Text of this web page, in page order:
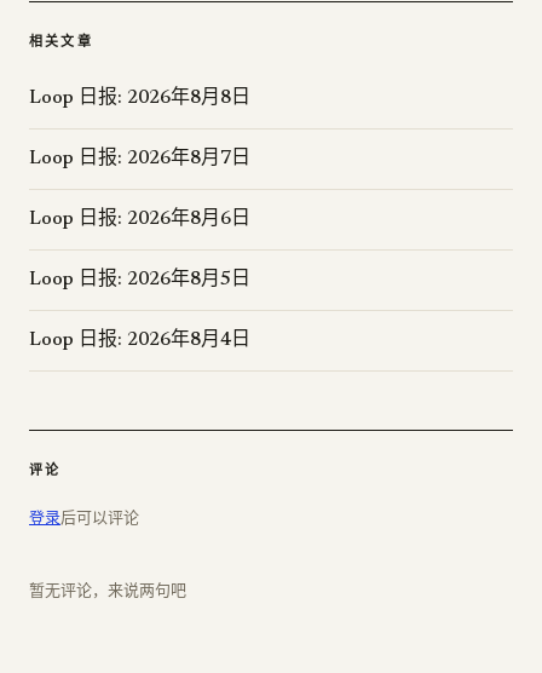
相关文章
Loop 日报: 2026年8月8日
Loop 日报: 2026年8月7日
Loop 日报: 2026年8月6日
Loop 日报: 2026年8月5日
Loop 日报: 2026年8月4日
评论
登录后可以评论
暂无评论，来说两句吧